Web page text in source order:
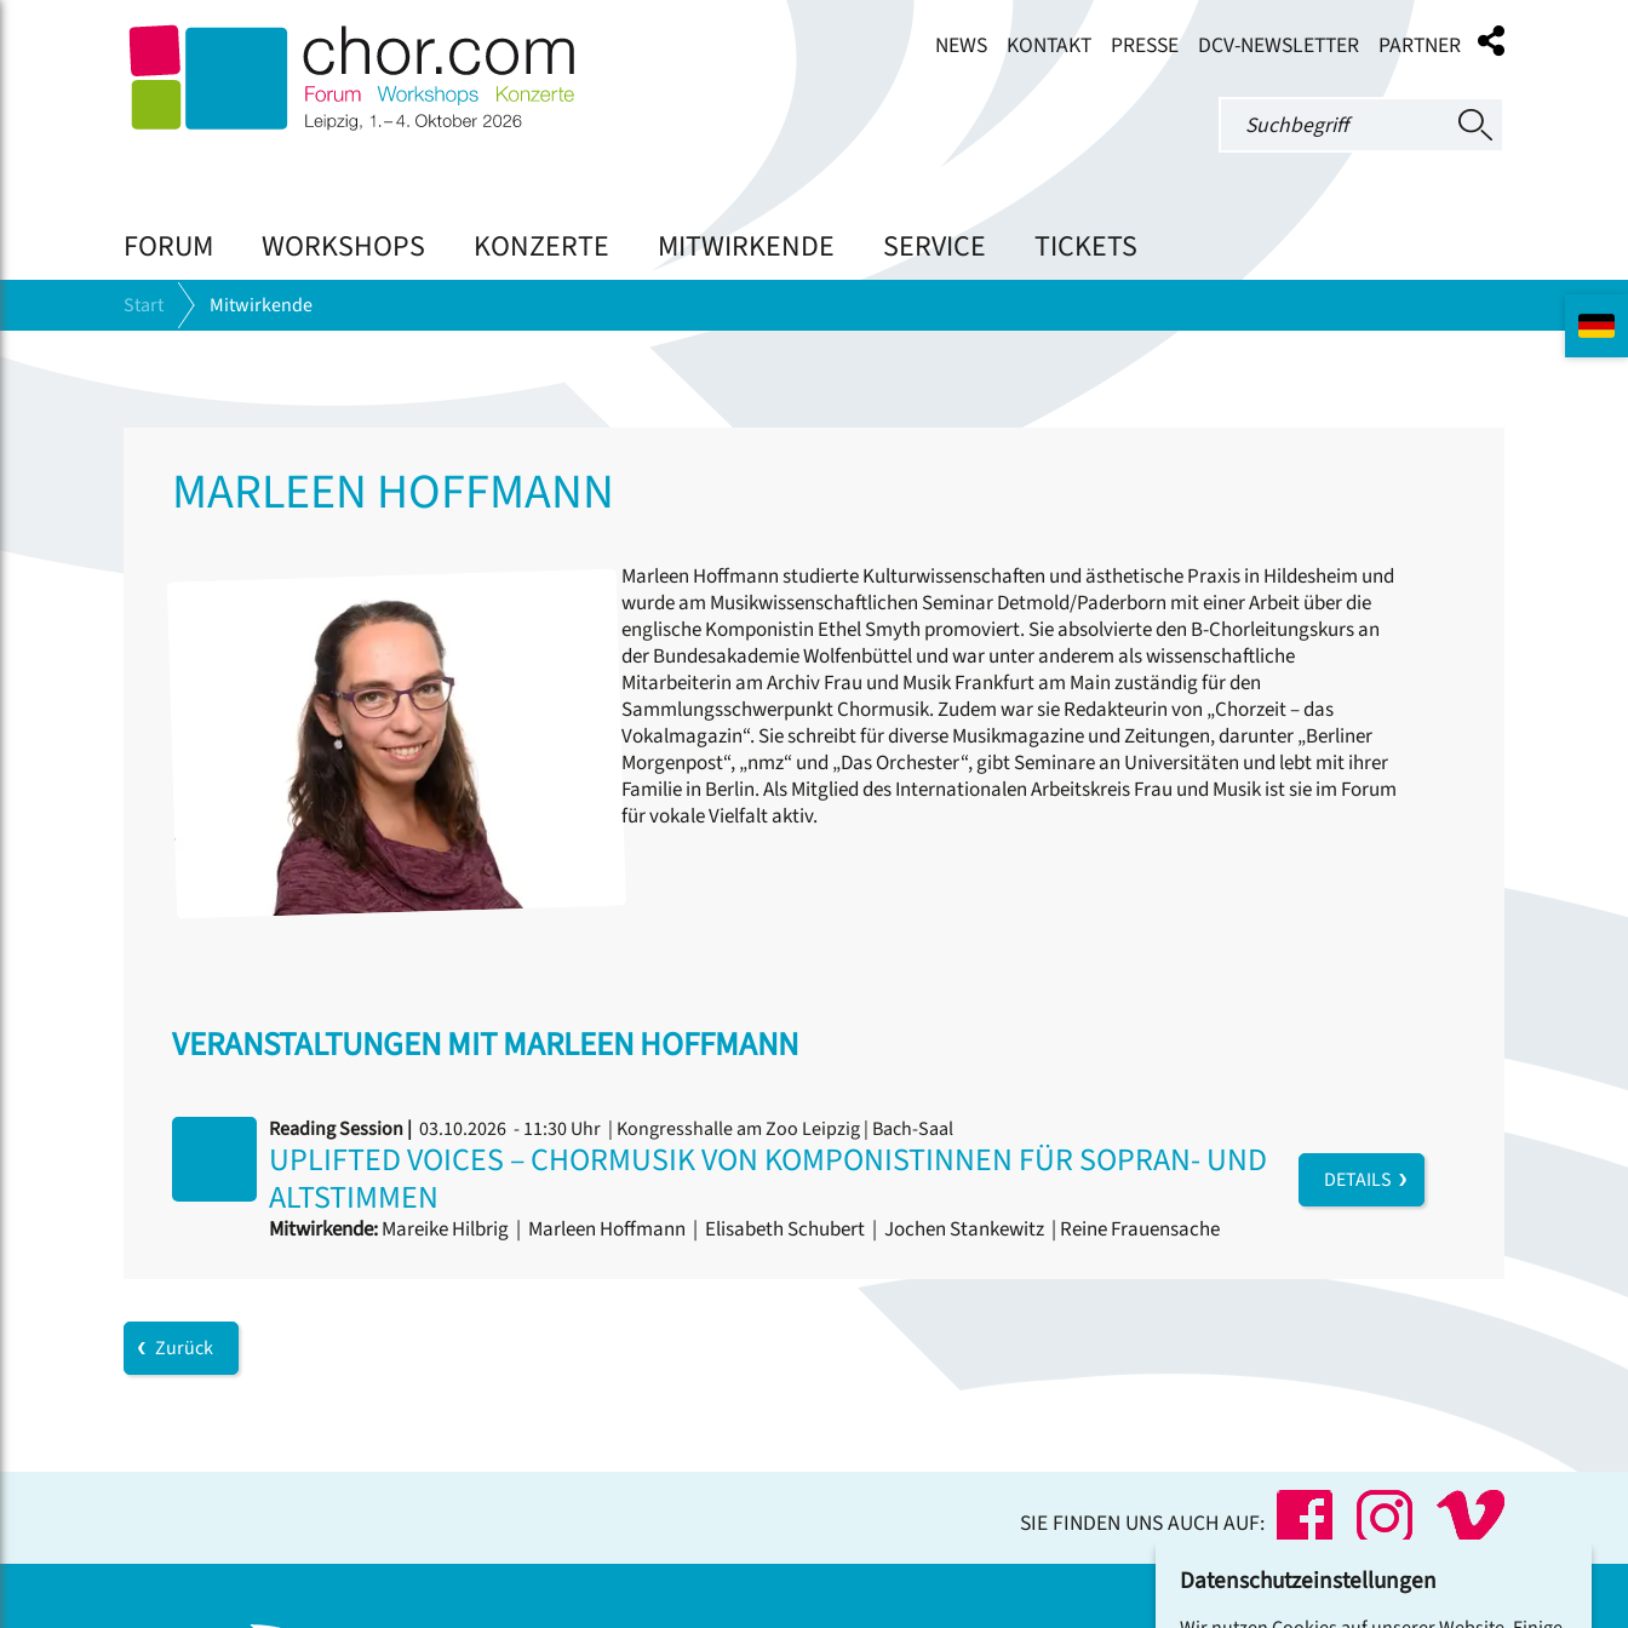
NEWS KONTAKT PRESSE DCV-NEWSLETTER PARTNER
FORUM WORKSHOPS KONZERTE MITWIRKENDE SERVICE TICKETS
Start Mitwirkende
MARLEEN HOFFMANN
Marleen Hoffmann studierte Kulturwissenschaften und ästhetische Praxis in Hildesheim und
wurde am Musikwissenschaftlichen Seminar Detmold/Paderborn mit einer Arbeit über die
englische Komponistin Ethel Smyth promoviert. Sie absolvierte den B-Chorleitungskurs an
der Bundesakademie Wolfenbüttel und war unter anderem als wissenschaftliche
Mitarbeiterin am Archiv Frau und Musik Frankfurt am Main zuständig für den
Sammlungsschwerpunkt Chormusik. Zudem war sie Redakteurin von „Chorzeit – das
Vokalmagazin“. Sie schreibt für diverse Musikmagazine und Zeitungen, darunter „Berliner
Morgenpost“, „nmz“ und „Das Orchester“, gibt Seminare an Universitäten und lebt mit ihrer
Familie in Berlin. Als Mitglied des Internationalen Arbeitskreis Frau und Musik ist sie im Forum
für vokale Vielfalt aktiv.
VERANSTALTUNGEN MIT MARLEEN HOFFMANN
Reading Session | 03.10.2026 - 11:30 Uhr | Kongresshalle am Zoo Leipzig | Bach-Saal
UPLIFTED VOICES – CHORMUSIK VON KOMPONISTINNEN FÜR SOPRAN- UND
ALTSTIMMEN
Mitwirkende:Mareike Hilbrig | Marleen Hoffmann | Elisabeth Schubert | Jochen Stankewitz | Reine Frauensache
DETAILS
Zurück
SIE FINDEN UNS AUCH AUF:
Datenschutzeinstellungen